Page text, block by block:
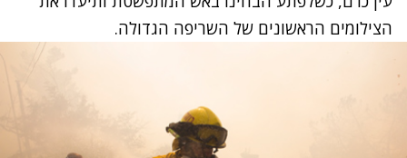
הצילומים הראשונים של השריפה הגדולה.